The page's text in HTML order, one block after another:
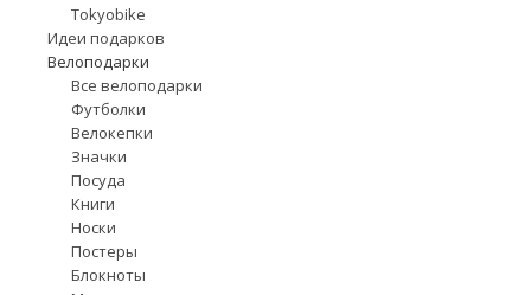
Tokyobike
Идеи подарков
Велоподарки
Все велоподарки
Футболки
Велокепки
Значки
Посуда
Книги
Носки
Постеры
Блокноты